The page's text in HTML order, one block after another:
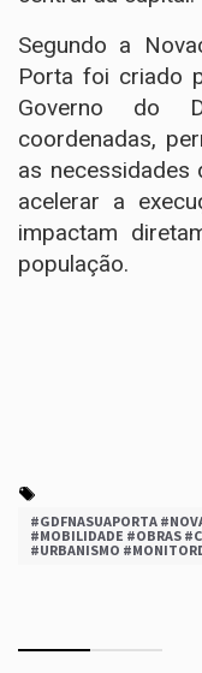
Segundo a
Porta foi criado
Governo do
coordenadas,
as necessidades
acelerar a
impactam
população.
#GDFNASUAPORTA
#MOBILIDADE #OBRAS
#URBANISMO